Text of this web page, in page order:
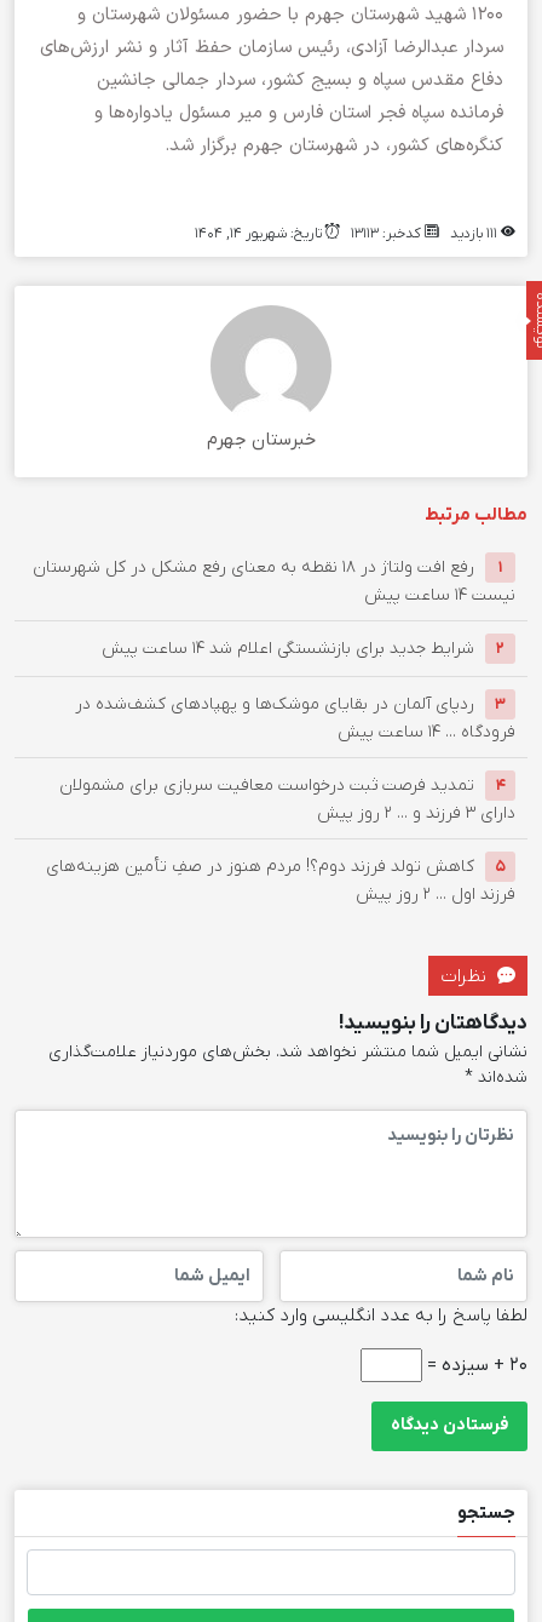
۱۲۰۰ شهید شهرستان جهرم با حضور مسئولان شهرستان و
سردار عبدالرضا آزادی، رئیس سازمان حفظ آثار و نشر ارزش‌های
دفاع مقدس سپاه و بسیج کشور، سردار جمالی جانشین
فرمانده سپاه فجر استان فارس و میر مسئول یادواره‌ها و
کنگره‌های کشور، در شهرستان جهرم برگزار شد.
کدخبر: 13113 تاریخ: شهریور 14, 1404
خبرستان جهرم
مطالب مرتبط
1
رفع افت ولتاژ در ۱۸ نقطه به معنای رفع مشکل در کل شهرستان
نیست 14 ساعت پیش
2 شرایط جدید برای بازنشستگی اعلام شد 14 ساعت پیش
3
ردپای آلمان در بقایای موشک‌ها و پهپادهای کشف‌شده در
فرودگاه ... 14 ساعت پیش
4
تمدید فرصت ثبت درخواست معافیت سربازی برای مشمولان
دارای ۳ فرزند و ...
2 روز پیش
5
کاهش تولد فرزند دوم؟! مردم هنوز در صفِ تأمین هزینه‌های
فرزند اول ... 2 روز پیش
نظرات
دیدگاهتان را بنویسید!
نشانی ایمیل شما منتشر نخواهد شد. بخش‌های موردنیاز علامت‌گذاری
شده‌اند *
لطفا پاسخ را به عدد انگلیسی وارد کنید:
20 + سیزده =
جستجو
جستجو